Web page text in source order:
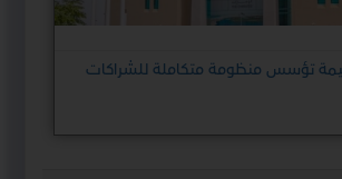
تؤسس منظومة متكاملة للشراكات